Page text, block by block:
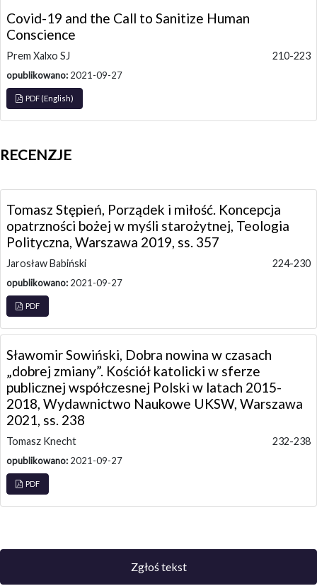
Covid-19 and the Call to Sanitize Human
Conscience
Prem Xalxo SJ 210-223
opublikowano: 2021-09-27
PDF (English)
RECENZJE
Tomasz Stępień, Porządek i miłość. Koncepcja
opatrzności bożej w myśli starożytnej, Teologia
Polityczna, Warszawa 2019, ss. 357
Jarosław Babiński 224-230
opublikowano: 2021-09-27
PDF
Sławomir Sowiński, Dobra nowina w czasach
„dobrej zmiany”. Kościół katolicki w sferze
publicznej współczesnej Polski w latach 2015-
2018, Wydawnictwo Naukowe UKSW, Warszawa
2021, ss. 238
Tomasz Knecht 232-238
opublikowano: 2021-09-27
PDF
Zgłoś tekst